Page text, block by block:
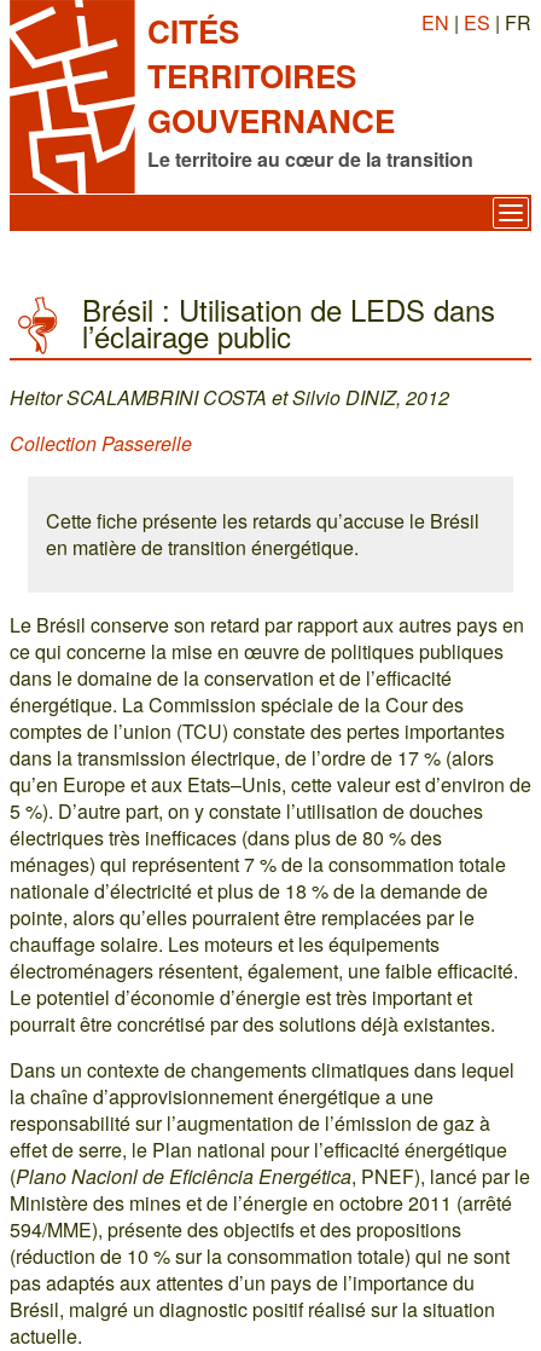
CITÉS
TERRITOIRES
GOUVERNANCE
Le territoire au cœur de la transition
EN | ES | FR
Brésil : Utilisation de LEDS dans
l’éclairage public
Heitor SCALAMBRINI COSTA et Silvio DINIZ, 2012
Collection Passerelle
Cette fiche présente les retards qu’accuse le Brésil
en matière de transition énergétique.
Le Brésil conserve son retard par rapport aux autres pays en
ce qui concerne la mise en œuvre de politiques publiques
dans le domaine de la conservation et de l’efficacité
énergétique. La Commission spéciale de la Cour des
comptes de l’union (TCU) constate des pertes importantes
dans la transmission électrique, de l’ordre de 17 % (alors
qu’en Europe et aux Etats–Unis, cette valeur est d’environ de
5 %). D’autre part, on y constate l’utilisation de douches
électriques très inefficaces (dans plus de 80 % des
ménages) qui représentent 7 % de la consommation totale
nationale d’électricité et plus de 18 % de la demande de
pointe, alors qu’elles pourraient être remplacées par le
chauffage solaire. Les moteurs et les équipements
électroménagers résentent, également, une faible efficacité.
Le potentiel d’économie d’énergie est très important et
pourrait être concrétisé par des solutions déjà existantes.
Dans un contexte de changements climatiques dans lequel
la chaîne d’approvisionnement énergétique a une
responsabilité sur l’augmentation de l’émission de gaz à
effet de serre, le Plan national pour l’efficacité énergétique
(Plano Nacionl de Eficiência Energética, PNEF), lancé par le
Ministère des mines et de l’énergie en octobre 2011 (arrêté
594/MME), présente des objectifs et des propositions
(réduction de 10 % sur la consommation totale) qui ne sont
pas adaptés aux attentes d’un pays de l’importance du
Brésil, malgré un diagnostic positif réalisé sur la situation
actuelle.